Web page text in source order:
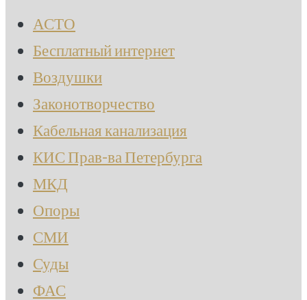
АСТО
Бесплатный интернет
Воздушки
Законотворчество
Кабельная канализация
КИС Прав-ва Петербурга
МКД
Опоры
СМИ
Суды
ФАС